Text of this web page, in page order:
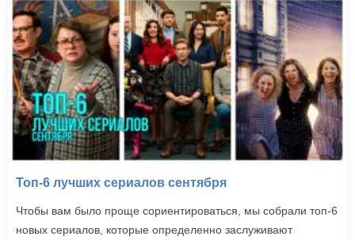
Топ-6 лучших сериалов сентября
Чтобы вам было проще сориентироваться, мы собрали топ-6
новых сериалов, которые определенно заслуживают